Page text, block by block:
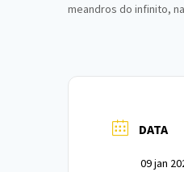
meandros do infinito,
DATA
09 jan